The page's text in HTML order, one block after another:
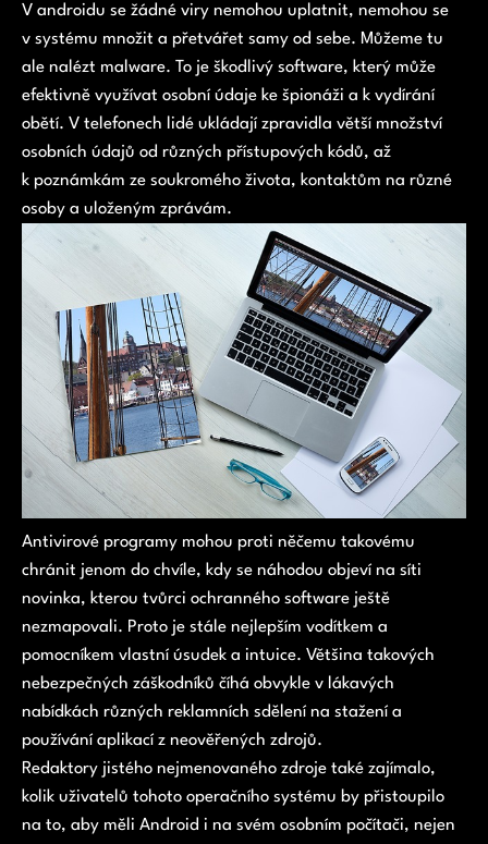
V androidu se žádné viry nemohou uplatnit, nemohou se
v systému množit a přetvářet samy od sebe. Můžeme tu
ale nalézt malware. To je škodlivý software, který může
efektivně využívat osobní údaje ke špionáži a k vydírání
obětí. V telefonech lidé ukládají zpravidla větší množství
osobních údajů od různých přístupových kódů, až
k poznámkám ze soukromého života, kontaktům na různé
osoby a uloženým zprávám.
Antivirové programy mohou proti něčemu takovému
chránit jenom do chvíle, kdy se náhodou objeví na síti
novinka, kterou tvůrci ochranného software ještě
nezmapovali. Proto je stále nejlepším vodítkem a
pomocníkem vlastní úsudek a intuice. Většina takových
nebezpečných záškodníků číhá obvykle v lákavých
nabídkách různých reklamních sdělení na stažení a
používání aplikací z neověřených zdrojů.
Redaktory jistého nejmenovaného zdroje také zajímalo,
kolik uživatelů tohoto operačního systému by přistoupilo
na to, aby měli Android i na svém osobním počítači, nejen